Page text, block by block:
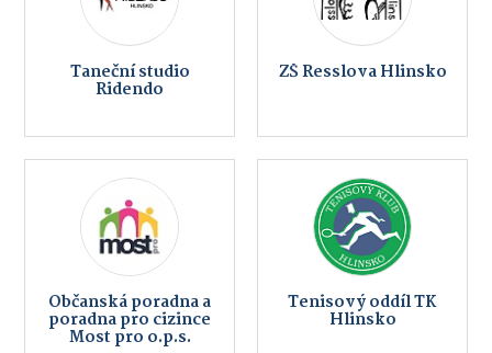
Taneční studio
Ridendo
ZŠ Resslova Hlinsko
Občanská poradna a
poradna pro cizince
Most pro o.p.s.
Tenisový oddíl TK
Hlinsko